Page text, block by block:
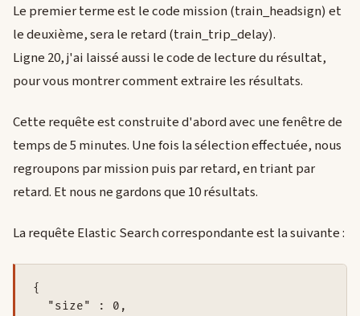
Le premier terme est le code mission (train_headsign) et
le deuxième, sera le retard (train_trip_delay).
Ligne 20, j'ai laissé aussi le code de lecture du résultat,
pour vous montrer comment extraire les résultats.
Cette requête est construite d'abord avec une fenêtre de
temps de 5 minutes. Une fois la sélection effectuée, nous
regroupons par mission puis par retard, en triant par
retard. Et nous ne gardons que 10 résultats.
La requête Elastic Search correspondante est la suivante :
{
  "size" : 0,